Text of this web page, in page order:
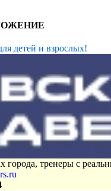
детей и взрослых!
города, тренеры с